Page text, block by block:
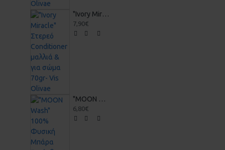
"Ivory Miracle" Στερεό Conditioner μαλλιά & για σώμα 70gr- Vis Olivae
7,90€
"MOON Wash" 100% Φυσική Μπάρα Ευαίσθητης Περιοχής για απαλό καθημερινό καθαρισμό 42g- Vis Olivae
6,80€